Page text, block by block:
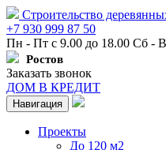
Строительство
+7 930 999 87 50
Пн - Пт с 9.00 до 18.00 Сб -
Ростов
Заказать звонок
ДОМ В КРЕДИТ
Навигация
Проекты
До 120 м2